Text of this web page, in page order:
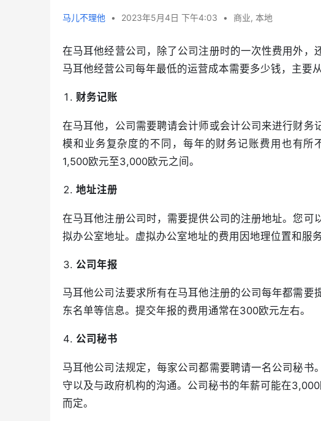
马儿不理他 • 2023年5月4日 下午4:03 • 商业, 本地
在马耳他经营公司，除了公司注册时的一次性费用外
马耳他经营公司每年最低的运营成本需要多少钱，主要
财务记账
在马耳他，公司需要聘请会计师或会计公司来进行财
模和业务复杂度的不同，每年的财务记账费用也有
1,500欧元至3,000欧元之间。
地址注册
在马耳他注册公司时，需要提供公司的注册地址。您
拟办公室地址。虚拟办公室地址的费用因地理位置和服
公司年报
马耳他公司法要求所有在马耳他注册的公司每年都需
东名单等信息。提交年报的费用通常在300欧元左右。
公司秘书
马耳他公司法规定，每家公司都需要聘请一名公司秘
守以及与政府机构的沟通。公司秘书的年薪可能在
而定。